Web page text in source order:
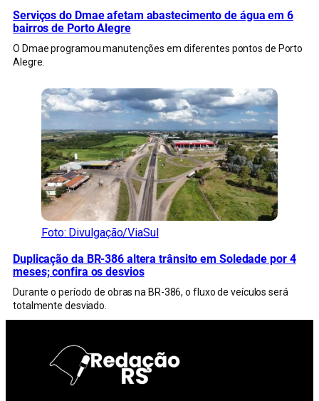
Serviços do Dmae afetam abastecimento de água em 6
bairros de Porto Alegre
O Dmae programou manutenções em diferentes pontos de Porto
Alegre.
Foto: Divulgação/ViaSul
Duplicação da BR-386 altera trânsito em Soledade por 4
meses; confira os desvios
Durante o período de obras na BR-386, o fluxo de veículos será
totalmente desviado.